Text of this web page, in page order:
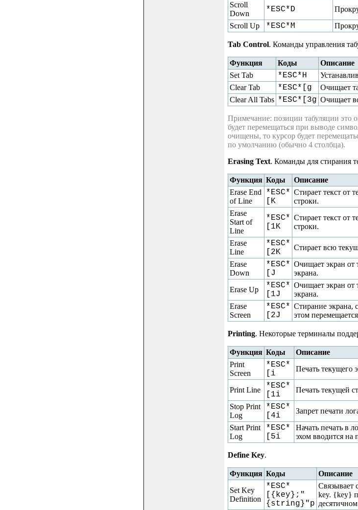
Scroll
Down
*ESC*D
Scroll Up
*ESC*M
Tab Control. Команды управления
Функция Коды
Описание
Set Tab
*ESC*H
Clear Tab
*ESC*[g
Очищает
Clear All Tabs *ESC*[3g Очищает
Примечание: позиции табуляции это
будет перемещаться при выводе
очищены, то курсор будет
по умолчанию (обычно 4 столбца).
Erasing Text. Команды для стирания
Функция Коды
Описание
Erase End
of Line
*ESC*
[K
Стирает текст от
строки.
Erase
Start of
Line
*ESC*
[1K
Стирает текст от
строки.
Erase
Line
*ESC*
[2K
Стирает всю
Erase
Down
*ESC*
[J
Очищает экран от
экрана.
Erase Up
*ESC*
[1J
Очищает экран от
экрана.
Erase
Screen
*ESC*
[2J
Стирание экрана,
этом
Printing. Некоторые терминалы
Функция Коды
Описание
Print
Screen
*ESC*
[i
Печать текущего
Print Line
*ESC*
[1i
Печать текущей
Stop Print
Log
*ESC*
[4i
Запрет печати
Start Print
Log
*ESC*
[5i
Начать печать в
эхом вводится на
Define Key.
Функция Коды
Описание
Set Key
Definition
*ESC*
[{key};"
{string}"p
Связывает
key. {key}